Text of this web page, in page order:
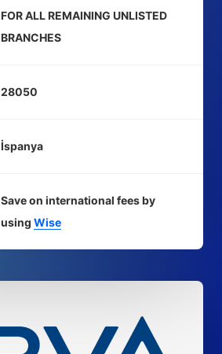
FOR ALL REMAINING UNLISTED
BRANCHES
28050
İspanya
Save on international fees by
using Wise